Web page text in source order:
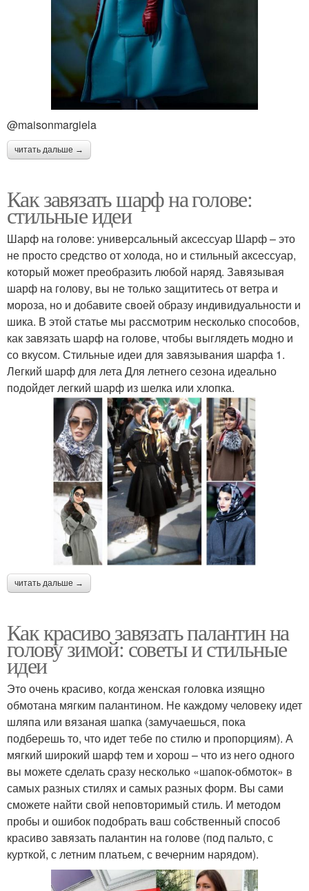
@maisonmargiela
читать дальше →
Как завязать шарф на голове:
стильные идеи
Шарф на голове: универсальный аксессуар Шарф – это
не просто средство от холода, но и стильный аксессуар,
который может преобразить любой наряд. Завязывая
шарф на голову, вы не только защититесь от ветра и
мороза, но и добавите своей образу индивидуальности и
шика. В этой статье мы рассмотрим несколько способов,
как завязать шарф на голове, чтобы выглядеть модно и
со вкусом. Стильные идеи для завязывания шарфа 1.
Легкий шарф для лета Для летнего сезона идеально
подойдет легкий шарф из шелка или хлопка.
читать дальше →
Как красиво завязать палантин на
голову зимой: советы и стильные
идеи
Это очень красиво, когда женская головка изящно
обмотана мягким палантином. Не каждому человеку идет
шляпа или вязаная шапка (замучаешься, пока
подберешь то, что идет тебе по стилю и пропорциям). А
мягкий широкий шарф тем и хорош – что из него одного
вы можете сделать сразу несколько «шапок-обмоток» в
самых разных стилях и самых разных форм. Вы сами
сможете найти свой неповторимый стиль. И методом
пробы и ошибок подобрать ваш собственный способ
красиво завязать палантин на голове (под пальто, с
курткой, с летним платьем, с вечерним нарядом).